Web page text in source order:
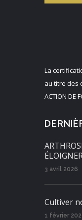
La
au titre des
ACTION DE
3 avril 2026
Cultiver
1 février